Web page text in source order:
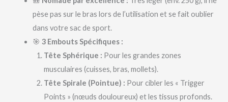
pèse pas sur le bras lors de l’utilisation et se fait oublier
dans votre sac de sport.
🎯 3 Embouts Spécifiques :
Tête Sphérique : Pour les grandes zones
musculaires (cuisses, bras, mollets).
Tête Spirale (Pointue) : Pour cibler les « Trigger
Points » (nœuds douloureux) et les tissus profonds.